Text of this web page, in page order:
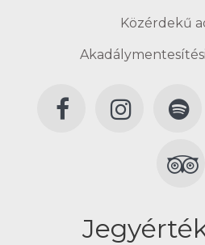
Közérdekű